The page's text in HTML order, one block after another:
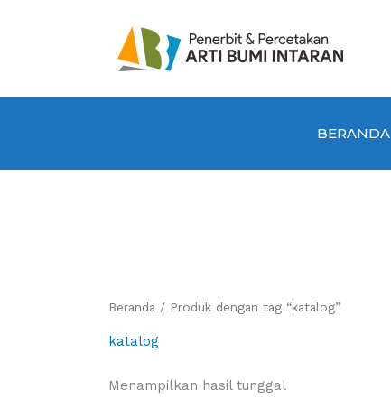
BERANDA
Beranda / Produk dengan tag “katalog”
katalog
Menampilkan hasil tunggal